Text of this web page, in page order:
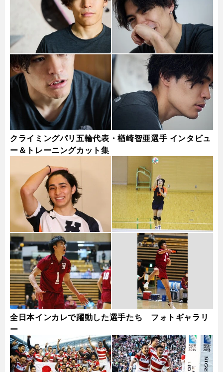
クライミングパリ五輪代表・楢崎智亜選手 インタビュ
ー＆トレーニングカット集
全日本インカレで躍動した選手たち フォトギャラリ
ー